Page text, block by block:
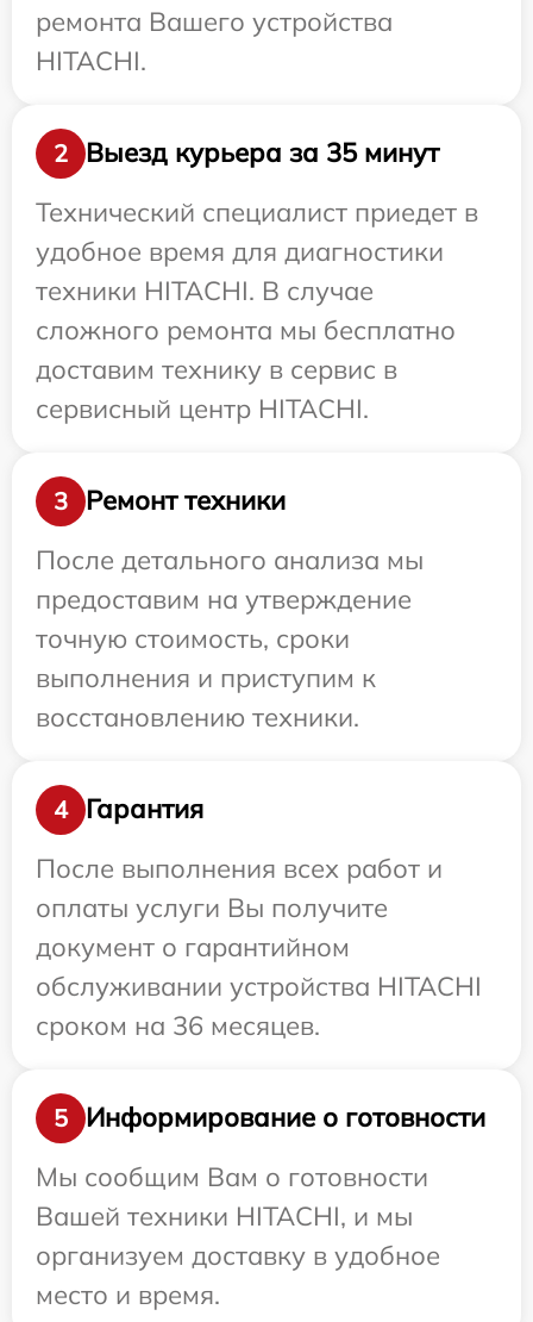
ремонта Вашего устройства
HITACHI.
2
Выезд курьера за 35 минут
Технический специалист приедет в
удобное время для диагностики
техники HITACHI. В случае
сложного ремонта мы бесплатно
доставим технику в сервис в
сервисный центр HITACHI.
3
Ремонт техники
После детального анализа мы
предоставим на утверждение
точную стоимость, сроки
выполнения и приступим к
восстановлению техники.
4
Гарантия
После выполнения всех работ и
оплаты услуги Вы получите
документ о гарантийном
обслуживании устройства HITACHI
сроком на 36 месяцев.
5
Информирование о готовности
Мы сообщим Вам о готовности
Вашей техники HITACHI, и мы
организуем доставку в удобное
место и время.